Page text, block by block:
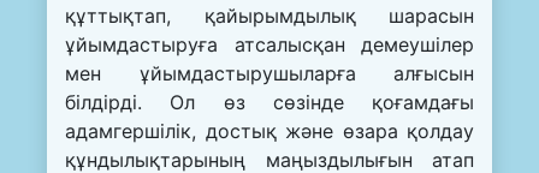
құттықтап, қайырымдылық шарасын
ұйымдастыруға атсалысқан демеушілер
мен ұйымдастырушыларға алғысын
білдірді. Ол өз сөзінде қоғамдағы
адамгершілік, достық және өзара қолдау
құндылықтарының маңыздылығын атап